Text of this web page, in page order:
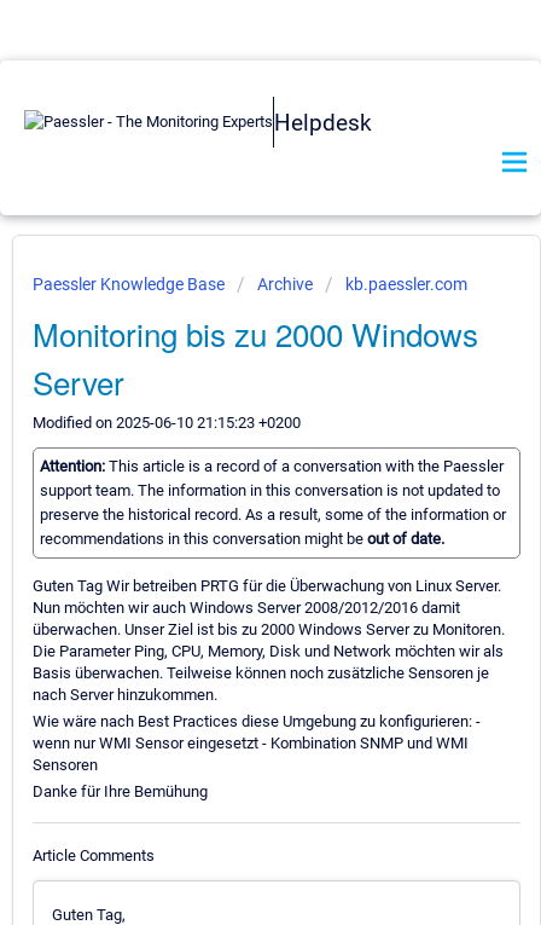
Helpdesk
Paessler Knowledge Base Archive kb.paessler.com
Monitoring bis zu 2000 Windows
Server
Modified on 2025-06-10 21:15:23 +0200
Attention: This article is a record of a conversation with the Paessler
support team. The information in this conversation is not updated to
preserve the historical record. As a result, some of the information or
recommendations in this conversation might be out of date.
Guten Tag Wir betreiben PRTG für die Überwachung von Linux Server.
Nun möchten wir auch Windows Server 2008/2012/2016 damit
überwachen. Unser Ziel ist bis zu 2000 Windows Server zu Monitoren.
Die Parameter Ping, CPU, Memory, Disk und Network möchten wir als
Basis überwachen. Teilweise können noch zusätzliche Sensoren je
nach Server hinzukommen.
Wie wäre nach Best Practices diese Umgebung zu konfigurieren: -
wenn nur WMI Sensor eingesetzt - Kombination SNMP und WMI
Sensoren
Danke für Ihre Bemühung
Article Comments
Guten Tag,